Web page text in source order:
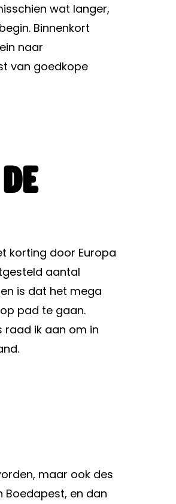
wat langer,
Binnenkort
naar
van goedkope
korting door Europa
aantal
is dat het mega
pad te gaan.
raad ik aan om in
maar ook des
Boedapest, en dan